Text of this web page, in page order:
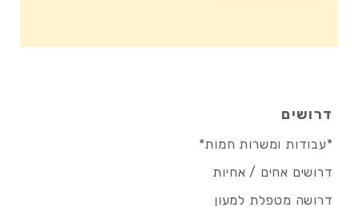
דרושים
*עבודות ומשרות חמות*
דרושים אחים / אחיות
דרושה מטפלת למעון